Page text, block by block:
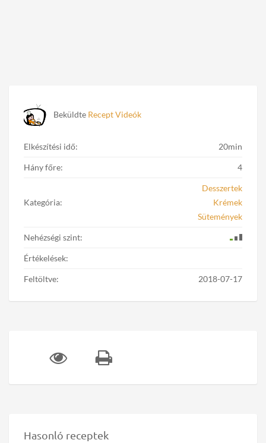
Beküldte Recept Videók
Elkészítési idő: 20min
Hány főre: 4
Kategória:
Desszertek
Krémek
Sütemények
Nehézségi szint:
Értékelések:
Feltöltve: 2018-07-17
Hasonló receptek